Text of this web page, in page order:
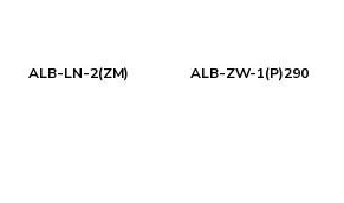
ALB-LN-2(ZM) ALB-ZW-1(P)290